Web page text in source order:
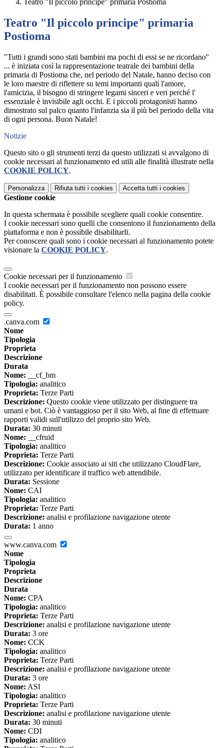
Teatro "Il piccolo principe" primaria Postioma
Teatro "Il piccolo principe" primaria
Postioma
"Tutti i grandi sono stati bambini ma pochi di essi se ne ricordano"
... è iniziata così la rappresentazione teatrale dei bambini della
primaria di Postioma che, nel periodo del Natale, hanno deciso con
le loro maestre di riflettere su temi importanti quali l'amore,
l'amicizia, il bisogno di stringere legami sinceri e veri perché l'
essenziale è invisibile agli occhi. E i piccoli protagonisti hanno
dimostrato sul palco quanto l'infanzia sia il più bel periodo della vita
di ogni persona. Buon Natale!
Notizie
Questo sito o gli strumenti terzi da questo utilizzati si avvalgono di
cookie necessari al funzionamento ed utili alle finalità illustrate nella
COOKIE POLICY.
Personalizza Rifiuta tutti i cookies Accetta tutti i cookies
Gestione cookie
In questa schermata è possibile scegliere quali cookie consentire.
I cookie necessari sono quelli che consentono il funzionamento della
piattaforma e non è possibile disabilitarli.
Per conoscere quali sono i cookie necessari al funzionamento potete
visionare la COOKIE POLICY.
Cookie necessari per il funzionamento
I cookie necessari per il funzionamento non possono essere
disabilitati. È possibile consultare l'elenco nella pagina della cookie
policy.
.canva.com
Nome
Tipologia
Proprieta
Descrizione
Durata
Nome: __cf_bm
Tipologia: analitico
Proprieta: Terze Parti
Descrizione: Questo cookie viene utilizzato per distinguere tra
umani e bot. Ciò è vantaggioso per il sito Web, al fine di effettuare
rapporti validi sull'utilizzo del proprio sito Web.
Durata: 30 minuti
Nome: __cfruid
Tipologia: analitico
Proprieta: Terze Parti
Descrizione: Cookie associato ai siti che utilizzano CloudFlare,
utilizzato per identificare il traffico web attendibile.
Durata: Sessione
Nome: CAI
Tipologia: analitico
Proprieta: Terze Parti
Descrizione: analisi e profilazione navigazione utente
Durata: 1 anno
www.canva.com
Nome
Tipologia
Proprieta
Descrizione
Durata
Nome: CPA
Tipologia: analitico
Proprieta: Terze Parti
Descrizione: analisi e profilazione navigazione utente
Durata: 3 ore
Nome: CCK
Tipologia: analitico
Proprieta: Terze Parti
Descrizione: analisi e profilazione navigazione utente
Durata: 3 ore
Nome: ASI
Tipologia: analitico
Proprieta: Terze Parti
Descrizione: analisi e profilazione navigazione utente
Durata: 30 minuti
Nome: CDI
Tipologia: analitico